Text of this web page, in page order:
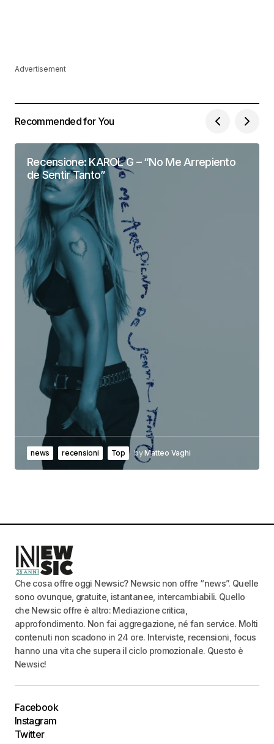
Advertisement
Recommended for You
Recensione: KAROL G – “No Me Arrepiento
de Sentir Tanto”
news recensioni Top byMatteo Vaghi
Che cosa offre oggi Newsic? Newsic non offre “news”. Quelle
sono ovunque, gratuite, istantanee, intercambiabili. Quello
che Newsic offre è altro: Mediazione critica,
approfondimento. Non fai aggregazione, né fan service. Molti
contenuti non scadono in 24 ore. Interviste, recensioni, focus
hanno una vita che supera il ciclo promozionale. Questo è
Newsic!
Facebook
Instagram
Twitter